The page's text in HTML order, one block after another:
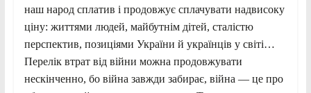
наш народ сплатив і продовжує сплачувати надвисоку
ціну: життями людей, майбутнім дітей, сталiстю
перспектив, позиціями України й українців у світі…
Перелік втрат від війни можна продовжувати
нескінченно, бо війна завжди забирає, війна — це про